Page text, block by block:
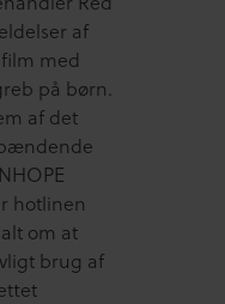
af
med
på børn.
af det
hotlinen
om at
brug af